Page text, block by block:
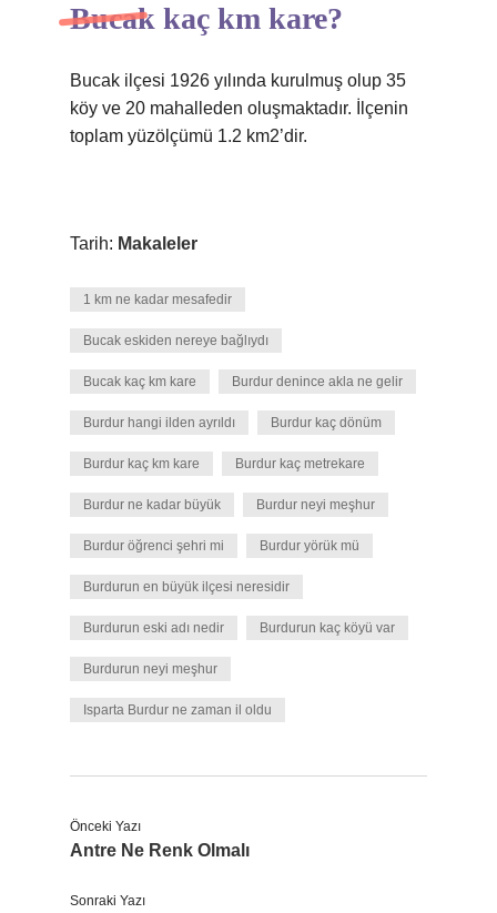
Bucak kaç km kare?
Bucak ilçesi 1926 yılında kurulmuş olup 35
köy ve 20 mahalleden oluşmaktadır. İlçenin
toplam yüzölçümü 1.2 km2’dir.
Tarih: Makaleler
1 km ne kadar mesafedir
Bucak eskiden nereye bağlıydı
Bucak kaç km kare Burdur denince akla ne gelir
Burdur hangi ilden ayrıldı Burdur kaç dönüm
Burdur kaç km kare Burdur kaç metrekare
Burdur ne kadar büyük Burdur neyi meşhur
Burdur öğrenci şehri mi Burdur yörük mü
Burdurun en büyük ilçesi neresidir
Burdurun eski adı nedir Burdurun kaç köyü var
Burdurun neyi meşhur
Isparta Burdur ne zaman il oldu
Önceki Yazı
Antre Ne Renk Olmalı
Sonraki Yazı